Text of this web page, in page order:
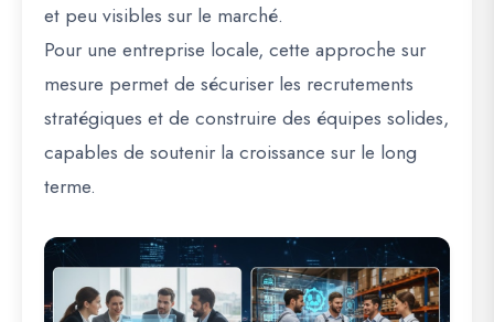
et peu visibles sur le marché.
Pour une entreprise locale, cette approche sur
mesure permet de sécuriser les recrutements
stratégiques et de construire des équipes solides,
capables de soutenir la croissance sur le long
terme.